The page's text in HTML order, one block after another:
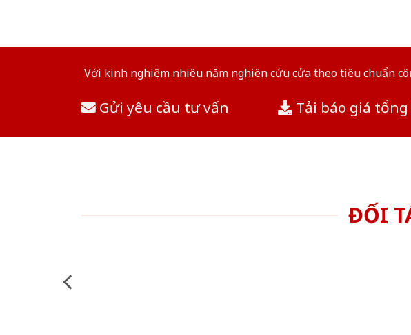
Với kinh nghiệm nhiêu năm nghiên cứu cửa theo tiêu chuẩn
Gửi yêu cầu tư vấn Tải báo giá
ĐỐI